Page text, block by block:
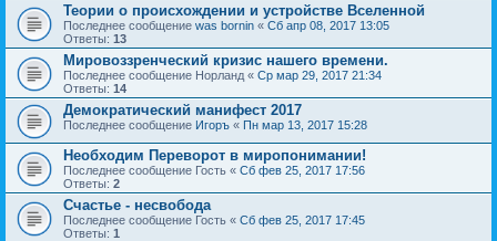
Теории о происхождении и устройстве Вселенной
Последнее сообщение was bornin « Сб апр 08, 2017 13:05
Ответы: 13
Мировоззренческий кризис нашего времени.
Последнее сообщение Норланд « Ср мар 29, 2017 21:34
Ответы: 14
Демократический манифест 2017
Последнее сообщение Игоръ « Пн мар 13, 2017 15:28
Необходим Переворот в миропонимании!
Последнее сообщение Гость « Сб фев 25, 2017 17:56
Ответы: 2
Счастье - несвобода
Последнее сообщение Гость « Сб фев 25, 2017 17:45
Ответы: 1